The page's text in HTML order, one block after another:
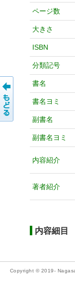
ページ数
大きさ
ISBN
分類記号
書名
書名ヨミ
副書名
副書名ヨミ
内容紹介
著者紹介
内容細目
Copyright © 2019-